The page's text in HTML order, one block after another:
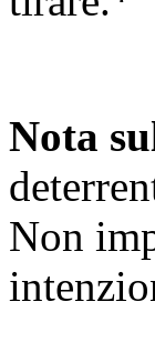
Nota
Non